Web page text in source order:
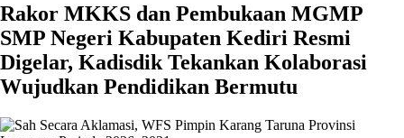
Rakor MKKS dan Pembukaan MGMP
SMP Negeri Kabupaten Kediri Resmi
Digelar, Kadisdik Tekankan Kolaborasi
Wujudkan Pendidikan Bermutu